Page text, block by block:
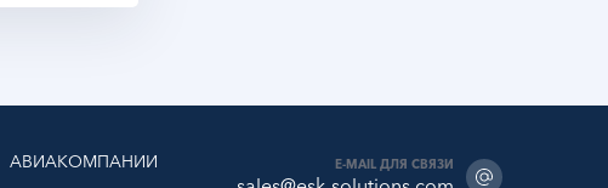
АВИАКОМПАНИИ
E-MAIL ДЛЯ СВЯЗИ